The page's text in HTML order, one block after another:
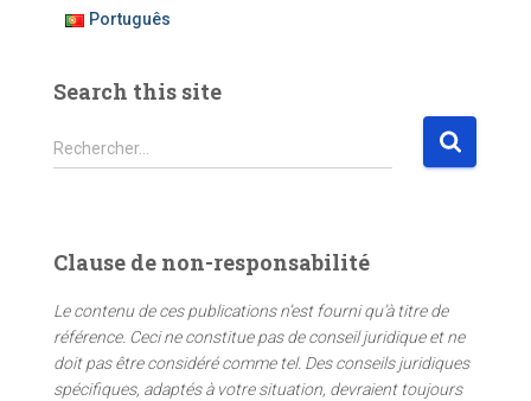
Português
Search this site
R
e
r
h
e
r
Rechercher…
Clause de non-responsabilité
Le contenu de ces publications n’est fourni qu’à titre de
référence. Ceci ne constitue pas de conseil juridique et ne
doit pas être considéré comme tel. Des conseils juridiques
spécifiques, adaptés à votre situation, devraient toujours